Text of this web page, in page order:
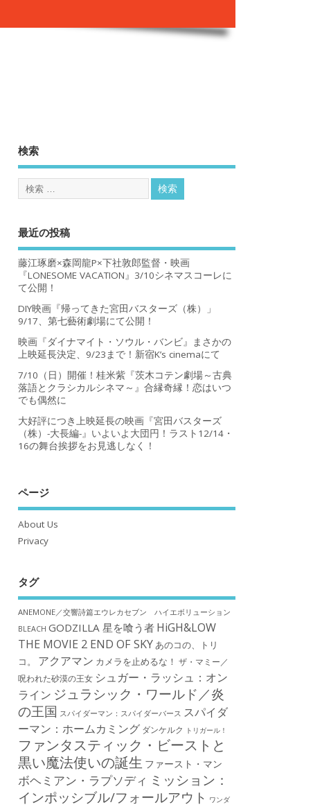
検索
最近の投稿
藤江琢磨×森岡龍P×下社敦郎監督・映画
『LONESOME VACATION』3/10シネマスコーレに
て公開！
DIY映画『帰ってきた宮田バスターズ（株）」
9/17、第七藝術劇場にて公開！
映画『ダイナマイト・ソウル・バンビ』まさかの
上映延長決定、9/23まで！新宿K’s cinemaにて
7/10（日）開催！桂米紫『茨木コテン劇場～古典
落語とクラシカルシネマ～』合縁奇縁！恋はいつ
でも偶然に
大好評につき上映延長の映画『宮田バスターズ
（株）-大長編-』いよいよ大団円！ラスト12/14・
16の舞台挨拶をお見逃しなく！
ページ
About Us
Privacy
タグ
ANEMONE／交響詩篇エウレカセブン ハイエボリューション
BLEACH GODZILLA 星を喰う者 HiGH&LOW
THE MOVIE 2 END OF SKY あのコの、トリ
コ。
アクアマン カメラを止めるな！ ザ・マミー／
呪われた砂漠の王女 シュガー・ラッシュ：オン
ライン ジュラシック・ワールド／炎
の王国 スパイダーマン：スパイダーバース スパイダ
ーマン：ホームカミング ダンケルク トリガール！
ファンタスティック・ビーストと
黒い魔法使いの誕生 ファースト・マン
ボヘミアン・ラプソディ ミッション：
インポッシブル/フォールアウト ワンダ